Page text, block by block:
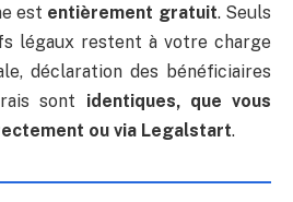
est entièrement gratuit. Seuls
légaux restent à votre charge
déclaration des bénéficiaires
sont identiques, que vous
ou via Legalstart.